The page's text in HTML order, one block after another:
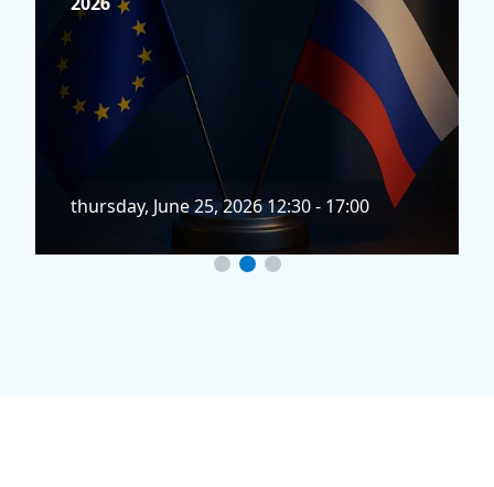
thursday, June 25, 2026 12:30 - 17:00